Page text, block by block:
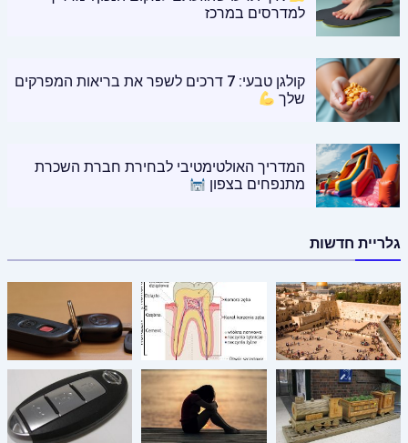
למדרסים במרכז
קולגן טבעי: 7 דרכים לשפר את בריאות המפרקים
שלך
המדריך האולטימטיבי לבחירת חברת השכרת
מתנפחים בצפון
גלריית חדשות